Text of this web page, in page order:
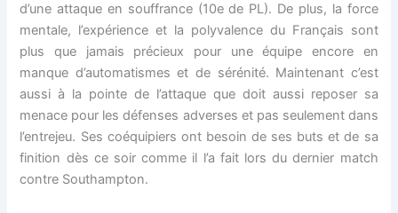
d’une attaque en souffrance (10e de PL). De plus, la force
mentale, l’expérience et la polyvalence du Français sont
plus que jamais précieux pour une équipe encore en
manque d’automatismes et de sérénité. Maintenant c’est
aussi à la pointe de l’attaque que doit aussi reposer sa
menace pour les défenses adverses et pas seulement dans
l’entrejeu. Ses coéquipiers ont besoin de ses buts et de sa
finition dès ce soir comme il l’a fait lors du dernier match
contre Southampton.